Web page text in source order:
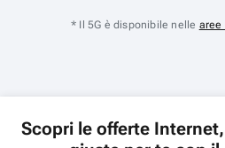
* Il 5G è disponibile nelle aree
Scopri le offerte